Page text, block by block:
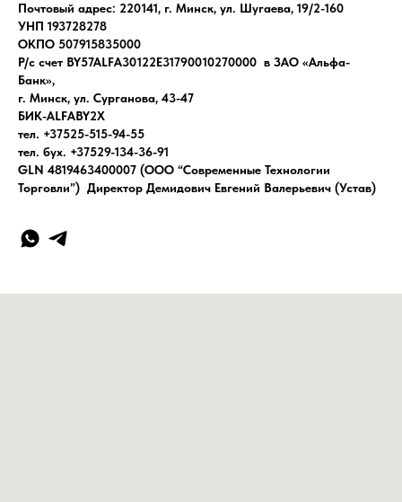
Почтовый адрес: 220141, г. Минск, ул. Шугаева, 19/2-160
УНП 193728278
ОКПО 507915835000
Р/с счет BY57ALFA30122E31790010270000 в ЗАО «Альфа-
Банк»,
г. Минск, ул. Сурганова, 43-47
БИК-ALFABY2X
тел. +37525-515-94-55
тел. бух. +37529-134-36-91
GLN 4819463400007 (ООО “Современные Технологии
Торговли”) Директор Демидович Евгений Валерьевич (Устав)